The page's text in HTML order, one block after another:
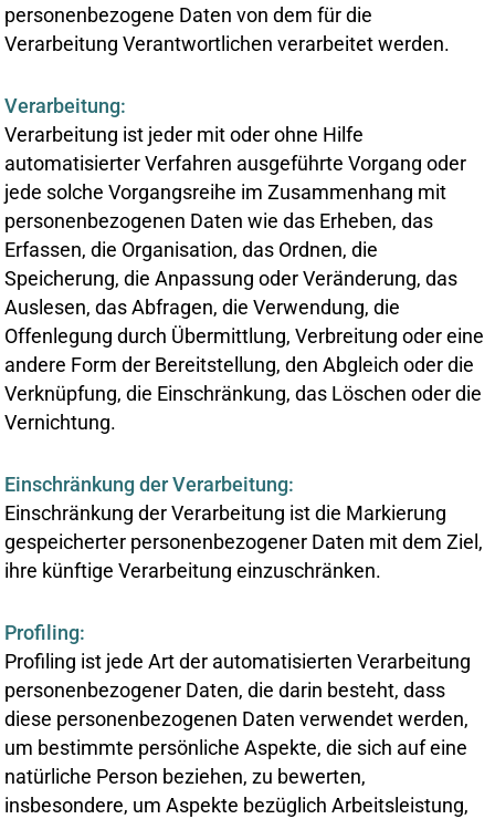
personenbezogene Daten von dem für die
Verarbeitung Verantwortlichen verarbeitet werden.
Verarbeitung:
Verarbeitung ist jeder mit oder ohne Hilfe
automatisierter Verfahren ausgeführte Vorgang oder
jede solche Vorgangsreihe im Zusammenhang mit
personenbezogenen Daten wie das Erheben, das
Erfassen, die Organisation, das Ordnen, die
Speicherung, die Anpassung oder Veränderung, das
Auslesen, das Abfragen, die Verwendung, die
Offenlegung durch Übermittlung, Verbreitung oder eine
andere Form der Bereitstellung, den Abgleich oder die
Verknüpfung, die Einschränkung, das Löschen oder die
Vernichtung.
Einschränkung der Verarbeitung:
Einschränkung der Verarbeitung ist die Markierung
gespeicherter personenbezogener Daten mit dem Ziel,
ihre künftige Verarbeitung einzuschränken.
Profiling:
Profiling ist jede Art der automatisierten Verarbeitung
personenbezogener Daten, die darin besteht, dass
diese personenbezogenen Daten verwendet werden,
um bestimmte persönliche Aspekte, die sich auf eine
natürliche Person beziehen, zu bewerten,
insbesondere, um Aspekte bezüglich Arbeitsleistung,